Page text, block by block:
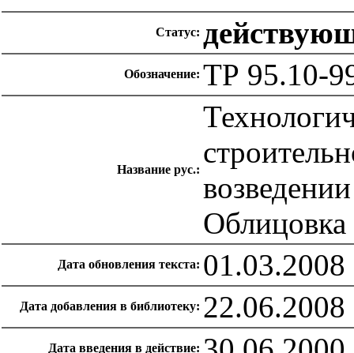
Статус:
Обозначение: ТР 95.10-
Название рус.:
Облицовка
Дата обновления текста: 01.03.2008
Дата добавления в библиотеку: 22.06.2008
Дата введения в действие: